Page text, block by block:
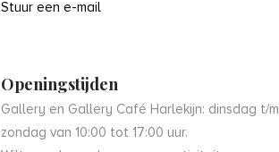
Stuur een e-mail
Openingstijden
Gallery en Gallery Café Harlekijn: dinsdag t/m
zondag van 10:00 tot 17:00 uur.